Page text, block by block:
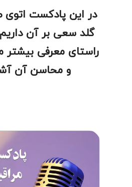
در این پادکست اتوی
گلد سعی بر آن
راستای معرفی بیشتر
و محاسن آن